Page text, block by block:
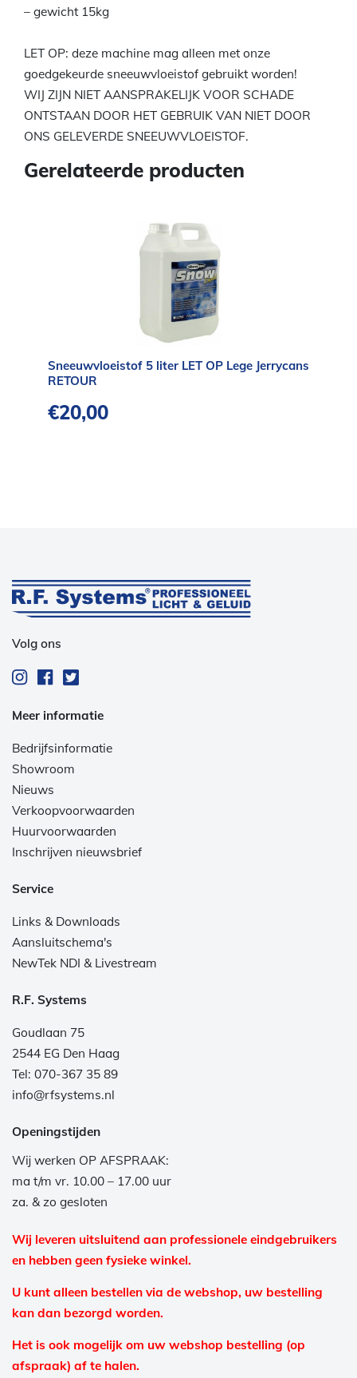
– gewicht 15kg
LET OP: deze machine mag alleen met onze
goedgekeurde sneeuwvloeistof gebruikt worden!
WIJ ZIJN NIET AANSPRAKELIJK VOOR SCHADE
ONTSTAAN DOOR HET GEBRUIK VAN NIET DOOR
ONS GELEVERDE SNEEUWVLOEISTOF.
Gerelateerde producten
Sneeuwvloeistof 5 liter LET OP Lege Jerrycans
RETOUR
€20,00
Volg ons
Meer informatie
Bedrijfsinformatie
Showroom
Nieuws
Verkoopvoorwaarden
Huurvoorwaarden
Inschrijven nieuwsbrief
Service
Links & Downloads
Aansluitschema's
NewTek NDI & Livestream
R.F. Systems
Goudlaan 75
2544 EG Den Haag
Tel: 070-367 35 89
info@rfsystems.nl
Openingstijden
Wij werken OP AFSPRAAK:
ma t/m vr. 10.00 – 17.00 uur
za. & zo gesloten
Wij leveren uitsluitend aan professionele eindgebruikers
en hebben geen fysieke winkel.
U kunt alleen bestellen via de webshop, uw bestelling
kan dan bezorgd worden.
Het is ook mogelijk om uw webshop bestelling (op
afspraak) af te halen.